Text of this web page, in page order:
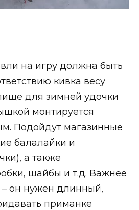
на игру должна быть
кивка весу
для зимней удочки
монтируется
Подойдут магазинные
балалайки и
а также
шайбы и т.д. Важнее
– он нужен длинный,
приманке